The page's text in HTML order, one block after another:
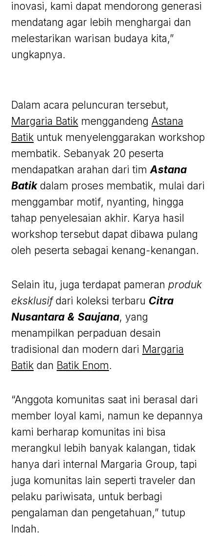
inovasi, kami dapat mendorong generasi
mendatang agar lebih menghargai dan
melestarikan warisan budaya kita,”
ungkapnya.
Dalam acara peluncuran tersebut,
Margaria Batikmenggandeng Astana
Batikuntuk menyelenggarakan workshop
membatik. Sebanyak 20 peserta
mendapatkan arahan dari timAstana
Batikdalam proses membatik, mulai dari
menggambar motif, nyanting, hingga
tahap penyelesaian akhir. Karya hasil
workshop tersebut dapat dibawa pulang
oleh peserta sebagai kenang-kenangan.
Selain itu, juga terdapat pameran produk
eksklusifdari koleksi terbaru Citra
Nusantara & Saujana, yang
menampilkan perpaduan desain
tradisional dan modern dari Margaria
Batik dan Batik Enom.
“Anggota komunitas saat ini berasal dari
member loyal kami, namun ke depannya
kami berharap komunitas ini bisa
merangkul lebih banyak kalangan, tidak
hanya dari internal Margaria Group, tapi
juga komunitas lain seperti traveler dan
pelaku pariwisata, untuk berbagi
pengalaman dan pengetahuan,” tutup
Indah.